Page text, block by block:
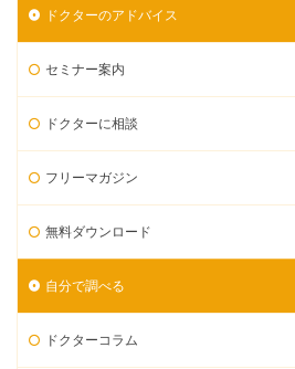
ドクターのアドバイス
セミナー案内
ドクターに相談
フリーマガジン
無料ダウンロード
自分で調べる
ドクターコラム